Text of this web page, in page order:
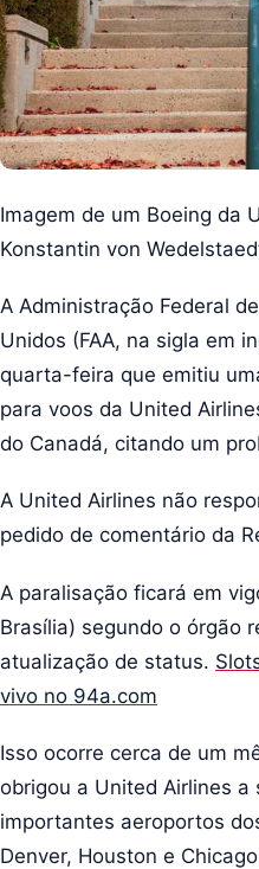
Imagem de um Boeing da
Konstantin von
A Administração Federal
Unidos (FAA, na sigla em
quarta-feira que emitiu
para voos da United
do Canadá, citando um
A United Airlines não
pedido de comentário da
A paralisação ficará em
Brasília) segundo o órgão
atualização de status.
vivo no 94a.com
Isso ocorre cerca de um
obrigou a United Airlines a
importantes aeroportos
Denver, Houston e